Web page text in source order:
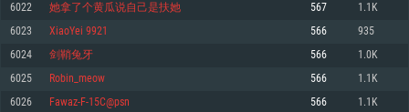
CONFIGURATION SYSTÈME REQUISE
6022 她拿了个黄瓜说自己是扶她 567 1.1K
6023 XiaoYei 9921 566 935
6024 剑鞘兔牙 566 1.0K
6025 Robin_meow 566 1.1K
6026 Fawaz-F-15C@psn 566 1.1K